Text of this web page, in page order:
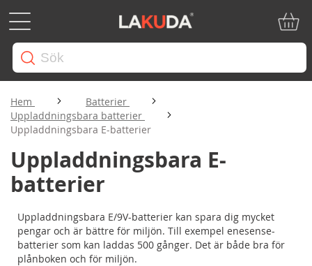
Hem
Batterier
Uppladdningsbara batterier
Uppladdningsbara E-batterier
Uppladdningsbara E-
batterier
Uppladdningsbara E/9V-batterier kan spara dig mycket
pengar och är bättre för miljön. Till exempel enesense-
batterier som kan laddas 500 gånger. Det är både bra för
plånboken och för miljön.